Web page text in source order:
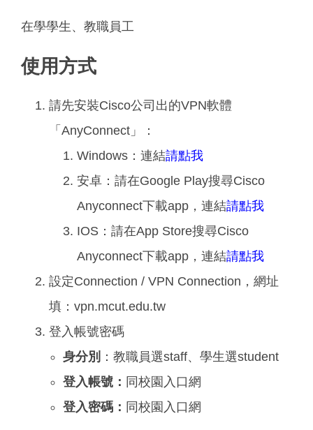
在學學生、教職員工
使用方式
請先安裝Cisco公司出的VPN軟體
「AnyConnect」：
Windows：連結請點我
安卓：請在Google Play搜尋Cisco
Anyconnect下載app，連結請點我
IOS：請在App Store搜尋Cisco
Anyconnect下載app，連結請點我
設定Connection / VPN Connection，網址
填：vpn.mcut.edu.tw
登入帳號密碼
身分別 ：教職員選staff、學生選student
登入帳號： 同校園入口網
登入密碼： 同校園入口網